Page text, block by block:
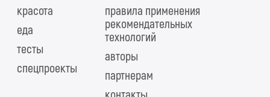
красота
еда
тесты
спецпроекты
правила применения
рекомендательных
технологий
авторы
партнерам